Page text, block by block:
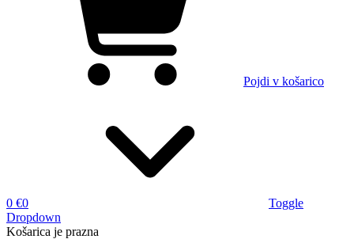
Pojdi v košarico
0 €0
Toggle
Dropdown
Košarica je prazna